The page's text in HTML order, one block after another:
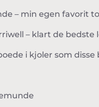
– min egen favorit
– klart de
i kjoler som